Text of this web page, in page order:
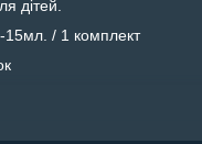
дітей.
/ 1 комплект